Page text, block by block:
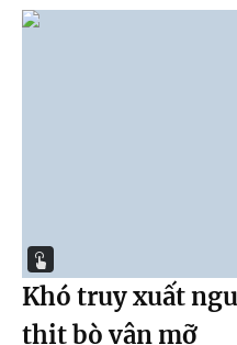
Khó truy xuất
thịt bò vân mỡ